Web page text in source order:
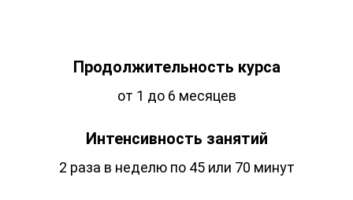
Продолжительность курса
от 1 до 6 месяцев
Интенсивность занятий
2 раза в неделю по 45 или 70 минут